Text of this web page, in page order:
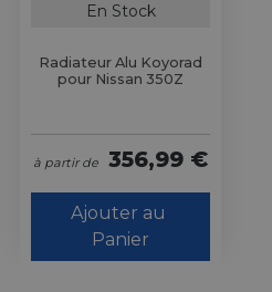
En Stock
Radiateur Alu Koyorad
pour Nissan 350Z
à partir de 356,99 €
Ajouter au
Panier